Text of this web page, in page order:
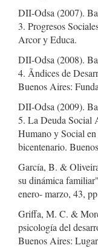
DII-Odsa (2007).
3. Progresos
Arcor y Educa.
DII-Odsa (2008).
4. Ãndices de
Buenos Aires:
DII-Odsa (2009).
5. La Deuda Social
Humano y Social
bicentenario.
García, B. &
su dinámica
enero- marzo, 43,
Griffa, M. C. &
psicología del
Buenos Aires: